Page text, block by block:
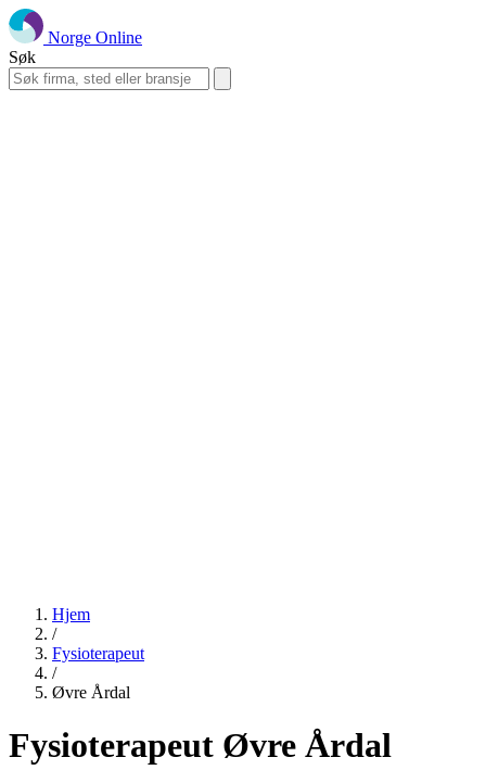
Norge Online
Søk
Hjem
/
Fysioterapeut
/
Øvre Årdal
Fysioterapeut Øvre Årdal